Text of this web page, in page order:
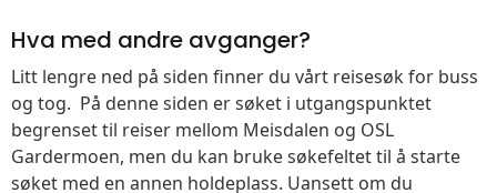
Hva med andre avganger?
Litt lengre ned på siden finner du vårt reisesøk for buss
og tog. På denne siden er søket i utgangspunktet
begrenset til reiser mellom Meisdalen og OSL
Gardermoen, men du kan bruke søkefeltet til å starte
søket med en annen holdeplass. Uansett om du